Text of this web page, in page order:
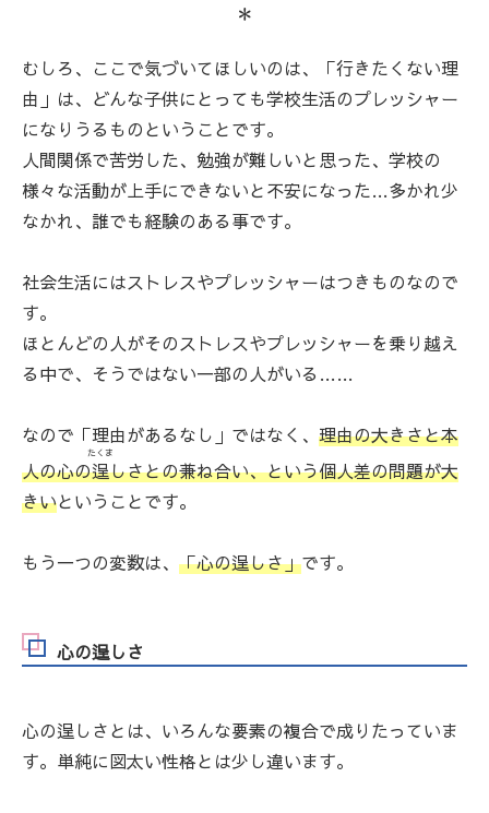
＊
むしろ、ここで気づいてほしいのは、「行きたくない理
由」は、どんな子供にとっても学校生活のプレッシャー
になりうるものということです。
人間関係で苦労した、勉強が難しいと思った、学校の
様々な活動が上手にできないと不安になった…多かれ少
なかれ、誰でも経験のある事です。
社会生活にはストレスやプレッシャーはつきものなので
す。
ほとんどの人がそのストレスやプレッシャーを乗り越え
る中で、そうではない一部の人がいる……
なので「理由があるなし」ではなく、 理由の大きさと本
人の心の逞
たくま
しさとの兼ね合い、という個人差の問題が大
きいということです。
もう一つの変数は、 「心の逞しさ」です。
心の逞しさ
心の逞しさとは、いろんな要素の複合で成りたっていま
す。単純に図太い性格とは少し違います。